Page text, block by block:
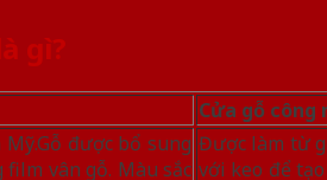
gì?
Cửa gỗ công
được bổ sung
vân gỗ. Màu sắc
Được làm từ
với keo để